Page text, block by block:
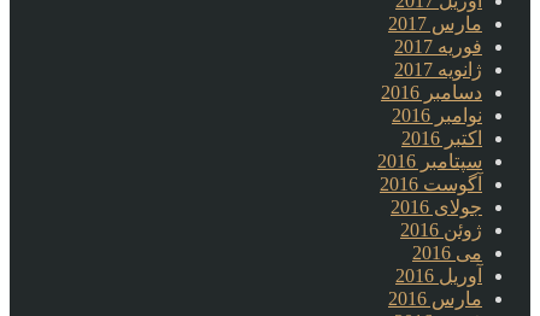
مارس 2017
فوریه 2017
ژانویه 2017
دسامبر 2016
نوامبر 2016
اکتبر 2016
سپتامبر 2016
آگوست 2016
جولای 2016
ژوئن 2016
می 2016
آوریل 2016
مارس 2016